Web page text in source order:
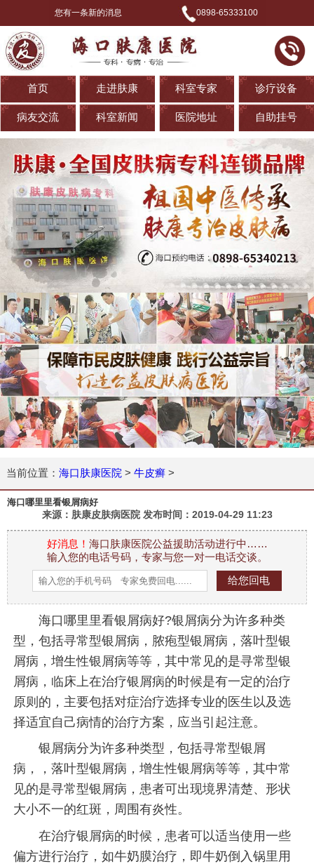
您有一条新的消息 0898-65333100
首页 走进肤康 科室专家 诊疗设备
病友交流 科室新闻 医院地址 自助挂号
当前位置： 海口肤康医院 > 牛皮癣>
海口哪里里看银屑病好
来源：肤康皮肤病医院 发布时间： 2019-04-29 11:23
好消息！ 海口肤康医院公益援助活动进行中……
输入您的电话号码，专家与您一对一电话交谈。
海口哪里里看银屑病好?银屑病分为许多种类
型，包括寻常型银屑病，脓疱型银屑病，落叶型银
屑病，增生性银屑病等等，其中常见的是寻常型银
屑病，临床上在治疗银屑病的时候是有一定的治疗
原则的，主要包括对症治疗选择专业的医生以及选
择适宜自己病情的治疗方案，应当引起注意。
银屑病分为许多种类型，包括寻常型银屑
病，，落叶型银屑病，增生性银屑病等等，其中常
见的是寻常型银屑病，患者可出现境界清楚、形状
大小不一的红斑，周围有炎性。
在治疗银屑病的时候，患者可以适当使用一些
偏方进行治疗，如牛奶膜治疗，即牛奶倒入锅里用